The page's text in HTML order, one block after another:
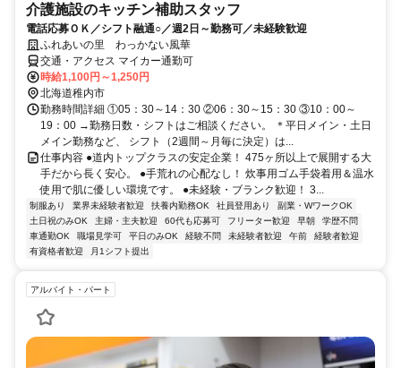
介護施設のキッチン補助スタッフ
電話応募ＯＫ／シフト融通○／週2日～勤務可／未経験歓迎
ふれあいの里 わっかない風華
交通・アクセス マイカー通勤可
時給1,100円～1,250円
北海道稚内市
勤務時間詳細 ①05：30～14：30 ②06：30～15：30 ③10：00～
19：00 →勤務日数・シフトはご相談ください。 ＊平日メイン・土日
メイン勤務など、 シフト（2週間～月毎に決定）は...
仕事内容 ●道内トップクラスの安定企業！ 475ヶ所以上で展開する大
手だから長く安心。 ●手荒れの心配なし！ 炊事用ゴム手袋着用＆温水
使用で肌に優しい環境です。 ●未経験・ブランク歓迎！ 3...
制服あり 業界未経験者歓迎 扶養内勤務OK 社員登用あり
副業・WワークOK
土日祝のみOK
主婦・主夫歓迎 60代も応募可 フリーター歓迎 早朝
学歴不問
車通勤OK
職場見学可 平日のみOK 経験不問 未経験者歓迎 午前
経験者歓迎
有資格者歓迎
月1シフト提出
アルバイト・パート